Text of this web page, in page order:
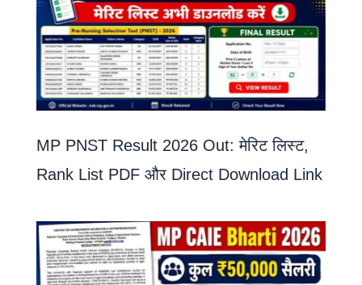
MP PNST Result 2026 Out: मेरिट लिस्ट,
Rank List PDF और Direct Download Link